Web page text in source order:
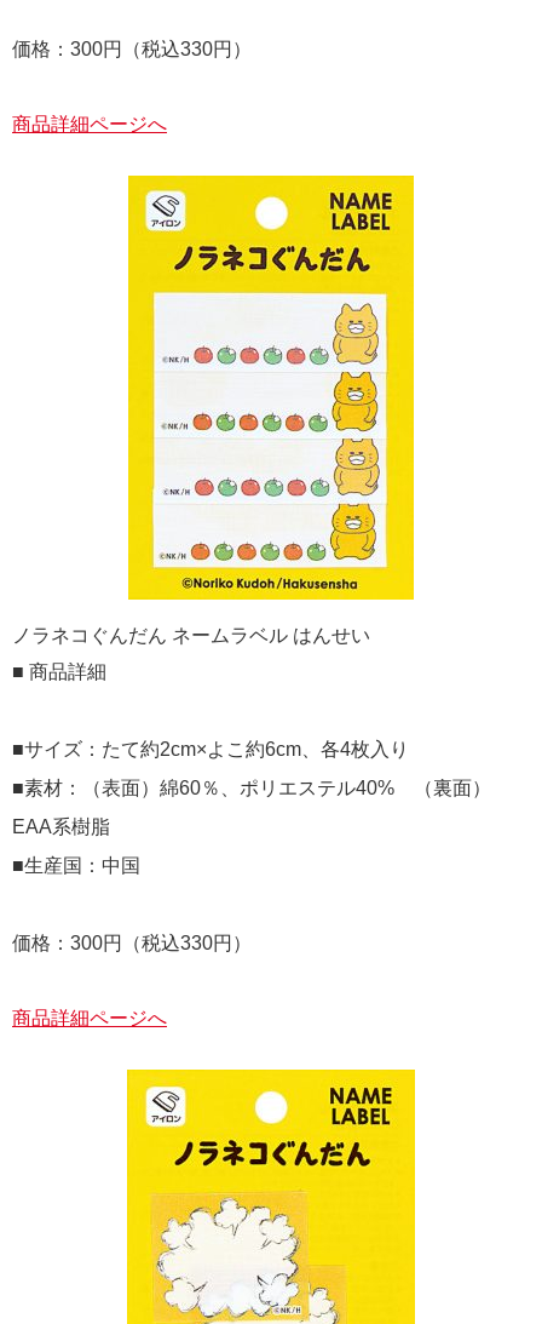
価格：300円（税込330円）
商品詳細ページへ
ノラネコぐんだん ネームラベル はんせい
■ 商品詳細
■サイズ：たて約2cm×よこ約6cm、各4枚入り
■素材：（表面）綿60％、ポリエステル40% （裏面）
EAA系樹脂
■生産国：中国
価格：300円（税込330円）
商品詳細ページへ